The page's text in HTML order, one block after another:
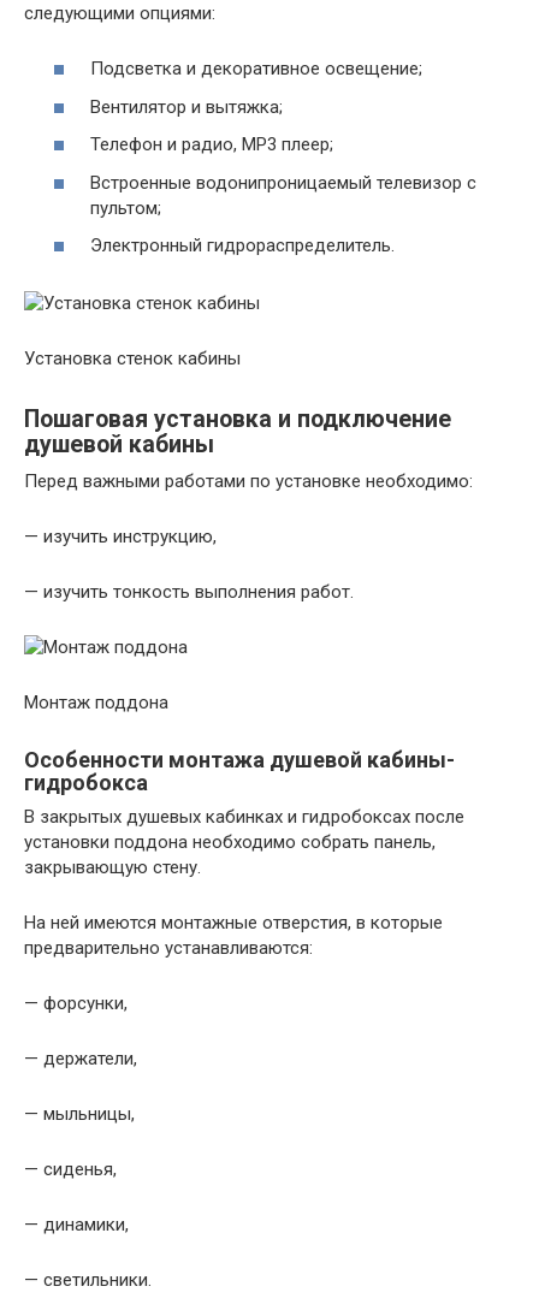
следующими опциями:
Подсветка и декоративное освещение;
Вентилятор и вытяжка;
Телефон и радио, МР3 плеер;
Встроенные водонипроницаемый телевизор с
пультом;
Электронный гидрораспределитель.
Установка стенок кабины
Пошаговая установка и подключение
душевой кабины
Перед важными работами по установке необходимо:
— изучить инструкцию,
— изучить тонкость выполнения работ.
Монтаж поддона
Особенности монтажа душевой кабины-
гидробокса
В закрытых душевых кабинках и гидробоксах после
установки поддона необходимо собрать панель,
закрывающую стену.
На ней имеются монтажные отверстия, в которые
предварительно устанавливаются:
— форсунки,
— держатели,
— мыльницы,
— сиденья,
— динамики,
— светильники.